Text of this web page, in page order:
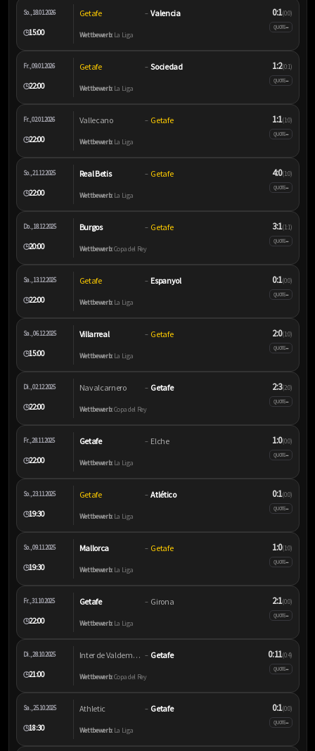
So., 18.01.2026
🕒15:00
Getafe – Valencia
Wettbewerb:La Liga
0:1(0:0)
QUOTE–
Fr., 09.01.2026
🕒22:00
Getafe – Sociedad
Wettbewerb:La Liga
1:2(0:1)
QUOTE–
Fr., 02.01.2026
🕒22:00
Vallecano – Getafe
Wettbewerb:La Liga
1:1(1:0)
QUOTE–
So., 21.12.2025
🕒22:00
Real Betis – Getafe
Wettbewerb:La Liga
4:0(1:0)
QUOTE–
Do., 18.12.2025
🕒20:00
Burgos – Getafe
Wettbewerb:Copa del Rey
3:1(1:1)
QUOTE–
Sa., 13.12.2025
🕒22:00
Getafe – Espanyol
Wettbewerb:La Liga
0:1(0:0)
QUOTE–
Sa., 06.12.2025
🕒15:00
Villarreal – Getafe
Wettbewerb:La Liga
2:0(1:0)
QUOTE–
Di., 02.12.2025
🕒22:00
Navalcarnero – Getafe
Wettbewerb:Copa del Rey
2:3(2:0)
QUOTE–
Fr., 28.11.2025
🕒22:00
Getafe – Elche
Wettbewerb:La Liga
1:0(0:0)
QUOTE–
So., 23.11.2025
🕒19:30
Getafe – Atlético
Wettbewerb:La Liga
0:1(0:0)
QUOTE–
So., 09.11.2025
🕒19:30
Mallorca – Getafe
Wettbewerb:La Liga
1:0(1:0)
QUOTE–
Fr., 31.10.2025
🕒22:00
Getafe – Girona
Wettbewerb:La Liga
2:1(0:0)
QUOTE–
Di., 28.10.2025
🕒21:00
Inter de Valdemoro – Getafe
Wettbewerb:Copa del Rey
0:11(0:4)
QUOTE–
Sa., 25.10.2025
🕒18:30
Athletic – Getafe
Wettbewerb:La Liga
0:1(0:0)
QUOTE–